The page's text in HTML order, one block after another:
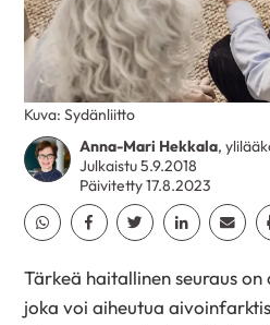
Anna-Mari Hekkala,
Julkaistu 5.9.2018
Päivitetty 17.8.2023
Jaa Whatsapp
Jaa Facebook
Jaa TwitterJaa Linkedin
Jaa
Kuva: Sydänliitto
Tärkeä haitallinen seuraus
joka voi aiheutua